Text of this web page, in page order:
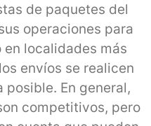
de paquetes del
operaciones para
localidades más
envíos se realicen
En general,
competitivos, pero